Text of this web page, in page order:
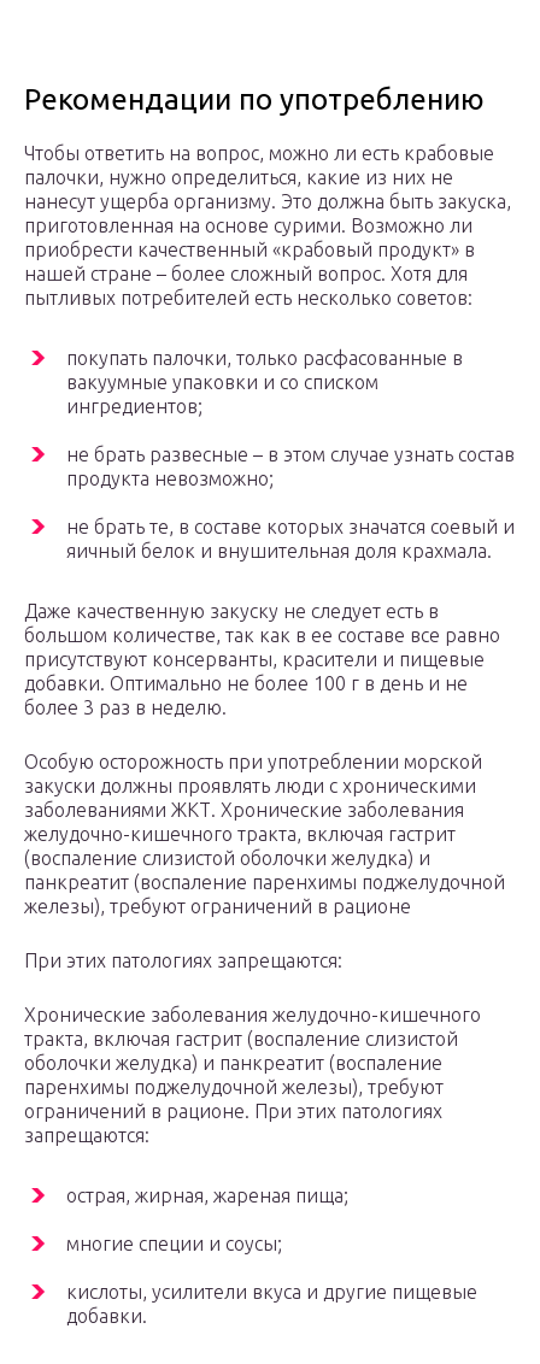
Рекомендации по употреблению
Чтобы ответить на вопрос, можно ли есть крабовые
палочки, нужно определиться, какие из них не
нанесут ущерба организму. Это должна быть закуска,
приготовленная на основе сурими. Возможно ли
приобрести качественный «крабовый продукт» в
нашей стране – более сложный вопрос. Хотя для
пытливых потребителей есть несколько советов:
покупать палочки, только расфасованные в
вакуумные упаковки и со списком
ингредиентов;
не брать развесные – в этом случае узнать состав
продукта невозможно;
не брать те, в составе которых значатся соевый и
яичный белок и внушительная доля крахмала.
Даже качественную закуску не следует есть в
большом количестве, так как в ее составе все равно
присутствуют консерванты, красители и пищевые
добавки. Оптимально не более 100 г в день и не
более 3 раз в неделю.
Особую осторожность при употреблении морской
закуски должны проявлять люди с хроническими
заболеваниями ЖКТ. Хронические заболевания
желудочно-кишечного тракта, включая гастрит
(воспаление слизистой оболочки желудка) и
панкреатит (воспаление паренхимы поджелудочной
железы), требуют ограничений в рационе
При этих патологиях запрещаются:
Хронические заболевания желудочно-кишечного
тракта, включая гастрит (воспаление слизистой
оболочки желудка) и панкреатит (воспаление
паренхимы поджелудочной железы), требуют
ограничений в рационе. При этих патологиях
запрещаются:
острая, жирная, жареная пища;
многие специи и соусы;
кислоты, усилители вкуса и другие пищевые
добавки.